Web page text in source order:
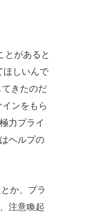
があると
ほしいんで
きたのだ
ンをもら
力プライ
ヘルプの
か、プラ
注意喚起